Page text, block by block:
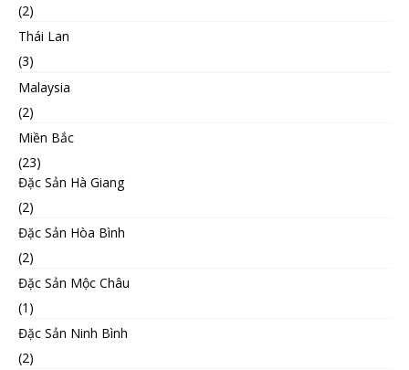
(2)
Thái Lan
(3)
Malaysia
(2)
Miền Bắc
(23)
Đặc Sản Hà Giang
(2)
Đặc Sản Hòa Bình
(2)
Đặc Sản Mộc Châu
(1)
Đặc Sản Ninh Bình
(2)